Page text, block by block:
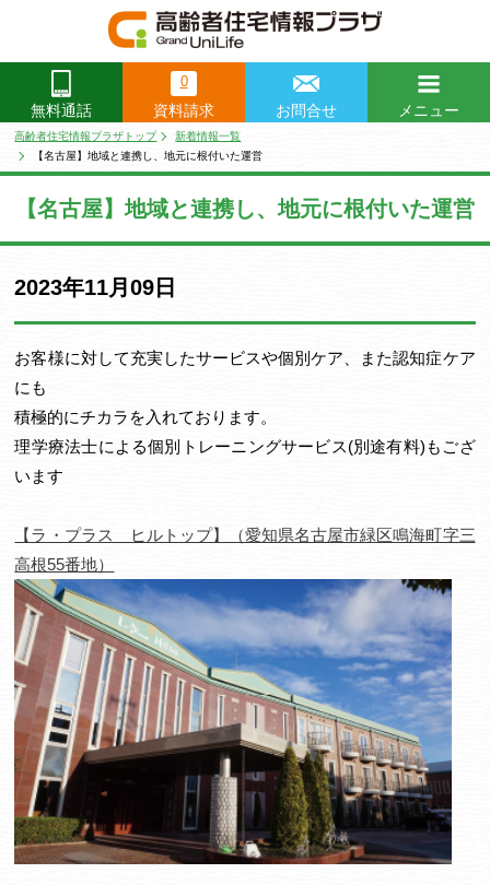
無料通話
0
資料請求 お問合せ
メニュー
高齢者住宅情報プラザトップ
新着情報一覧
【名古屋】地域と連携し、地元に根付いた運営
【名古屋】地域と連携し、地元に根付いた運営
2023年11月09日
お客様に対して充実したサービスや個別ケア、また認知症ケア
にも
積極的にチカラを入れております。
理学療法士による個別トレーニングサービス(別途有料)もござ
います
【ラ・プラス ヒルトップ】（愛知県名古屋市緑区鳴海町字三
高根55番地）